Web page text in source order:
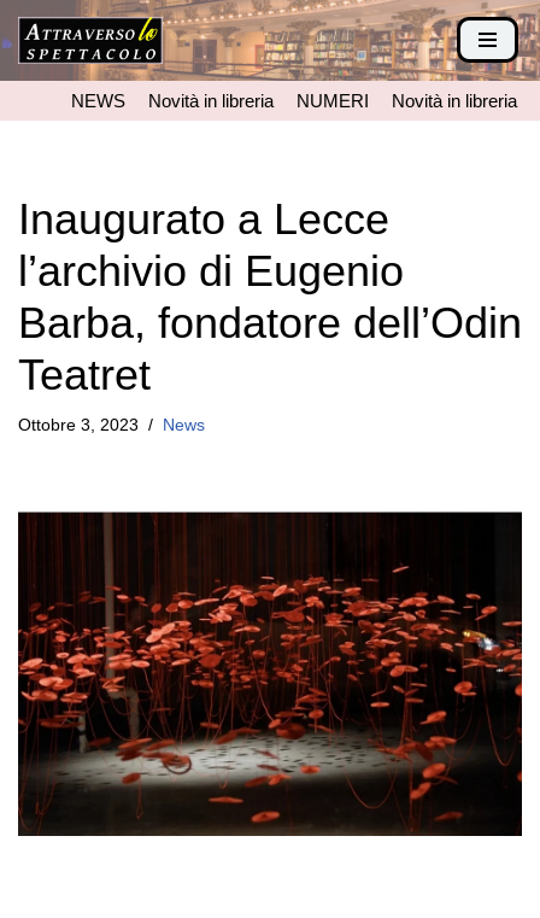
Vai
contenuto
NEWS Novità in libreria NUMERI Novità in libreria
Inaugurato a Lecce
l’archivio di Eugenio
Barba, fondatore dell’Odin
Teatret
Ottobre 3, 2023 News